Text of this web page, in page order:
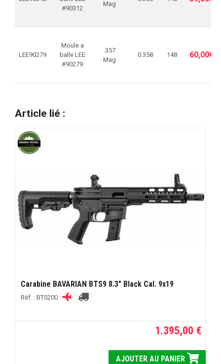
#90312
Mag
LEE90279
Moule a
balle LEE
#90279
.357
Mag
0.358 148 60,00€
Article lié :
Carabine BAVARIAN BTS9 8.3" Black Cal. 9x19
Réf. : BTS200
1.395,00 €
AJOUTER AU PANIER